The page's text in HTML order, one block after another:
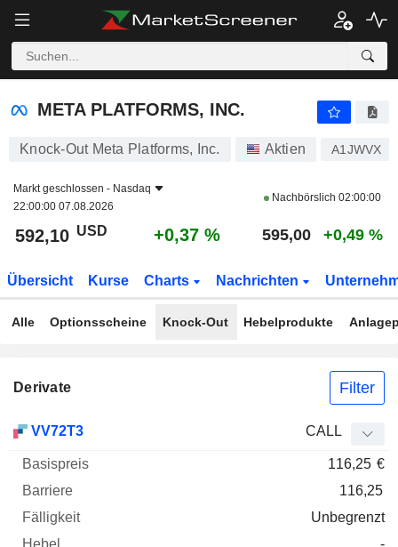
META PLATFORMS, INC.
META PLATFORMS, INC.
Knock-Out Meta Platforms, Inc. Aktien A1JWVX
Markt geschlossen - Nasdaq
22:00:00 07.08.2026
Nachbörslich 02:00:00
592,10 USD +0,37 % 595,00 +0,49 %
Übersicht Kurse Charts Nachrichten
Alle Optionsscheine Knock-Out Hebelprodukte
Derivate Filter
Elastizität
VV72T3 CALL
116,25 €
116,25
Unbegrenzt